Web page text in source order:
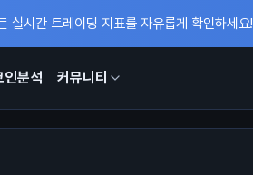
실시간 트레이딩 지표를 자유롭게 확인하세요!
인분석 커뮤니티